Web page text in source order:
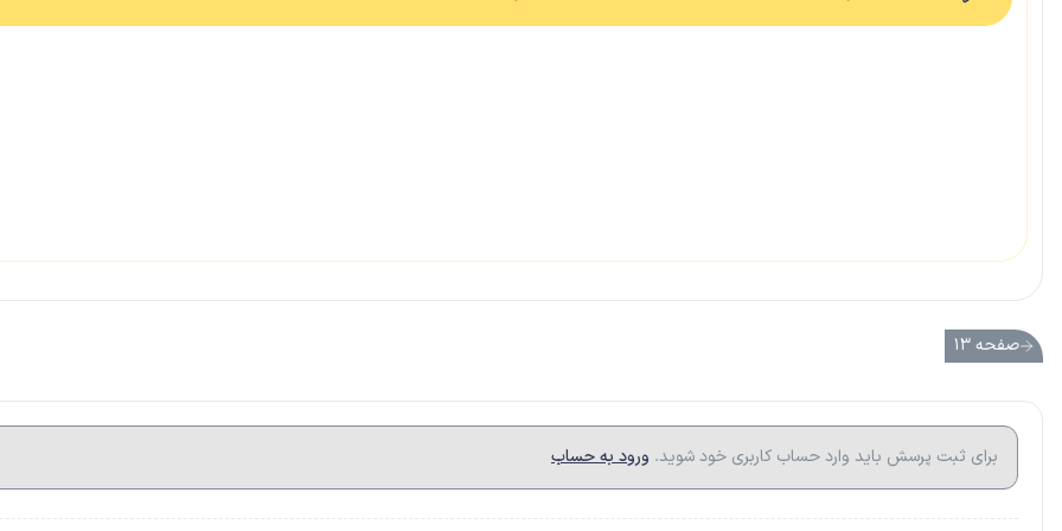
صفحه ۱۳
برای ثبت پرسش باید وارد حساب کاربری خود شوید. ورود به حساب